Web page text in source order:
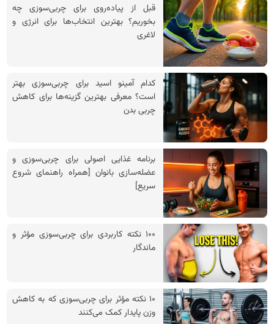
قبل از پیاده‌روی برای چربی‌سوزی چه
بخوریم؟ بهترین انتخاب‌ها برای انرژی و
لاغری
کدام آمینو اسید برای چربی‌سوزی بهتر
است؟ معرفی بهترین گزینه‌ها برای کاهش
چربی بدن
برنامه غذایی اصولی برای چربی‌سوزی و
عضله‌سازی بانوان [همراه راهنمای شروع
سریع]
۱۰۰ نکته کاربردی برای چربی‌سوزی مؤثر و
ماندگار
۱۰ نکته مؤثر برای چربی‌سوزی که به کاهش
وزن پایدار کمک می‌کنند